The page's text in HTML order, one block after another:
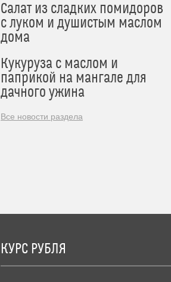
Салат из сладких помидоров
с луком и душистым маслом
дома
Кукуруза с маслом и
паприкой на мангале для
дачного ужина
Все новости раздела
КУРС РУБЛЯ